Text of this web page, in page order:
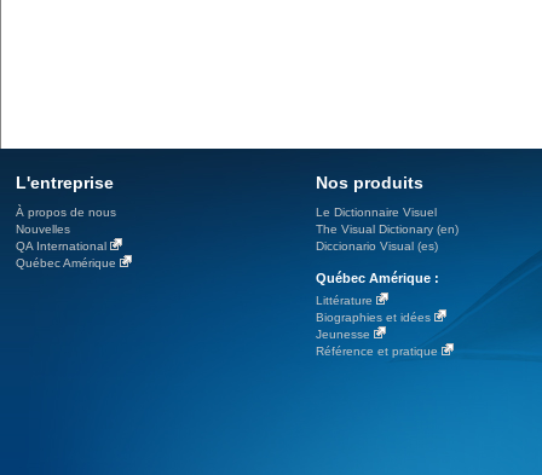
L'entreprise
À propos de nous
Nouvelles
QA International
Québec Amérique
Nos produits
Le Dictionnaire Visuel
The Visual Dictionary (en)
Diccionario Visual (es)
Québec Amérique :
Littérature
Biographies et idées
Jeunesse
Référence et pratique